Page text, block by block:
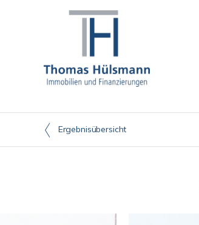
Ergebnisübersicht